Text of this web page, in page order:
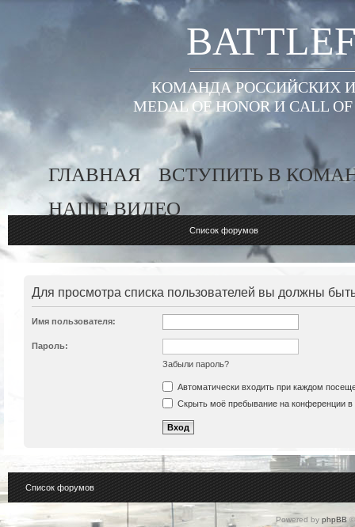
КОМАНДА РОССИЙСКИХ
MEDAL OF HONOR И
ГЛАВНАЯ
ВСТУПИТЬ В
НАШЕ ВИДЕО
Список форумов
Для просмотра списка пользователей вы должны
Имя пользователя:
Пароль:
Забыли пароль?
Автоматически входить при каждом
Скрыть моё пребывание на конференции в
Список форумов
Powered by phpBB©